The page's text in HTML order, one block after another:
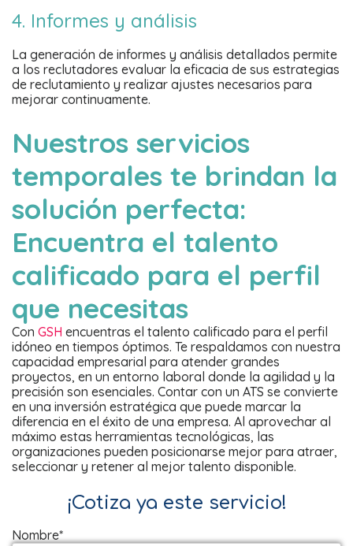
4. Informes y análisis
La generación de informes y análisis detallados permite
a los reclutadores evaluar la eficacia de sus estrategias
de reclutamiento y realizar ajustes necesarios para
mejorar continuamente.
Nuestros servicios
temporales te brindan la
solución perfecta:
Encuentra el talento
calificado para el perfil
que necesitas
Con GSH encuentras el talento calificado para el perfil
idóneo en tiempos óptimos. Te respaldamos con nuestra
capacidad empresarial para atender grandes
proyectos, en un entorno laboral donde la agilidad y la
precisión son esenciales. Contar con un ATS se convierte
en una inversión estratégica que puede marcar la
diferencia en el éxito de una empresa. Al aprovechar al
máximo estas herramientas tecnológicas, las
organizaciones pueden posicionarse mejor para atraer,
seleccionar y retener al mejor talento disponible.
¡Cotiza ya este servicio!
Nombre*